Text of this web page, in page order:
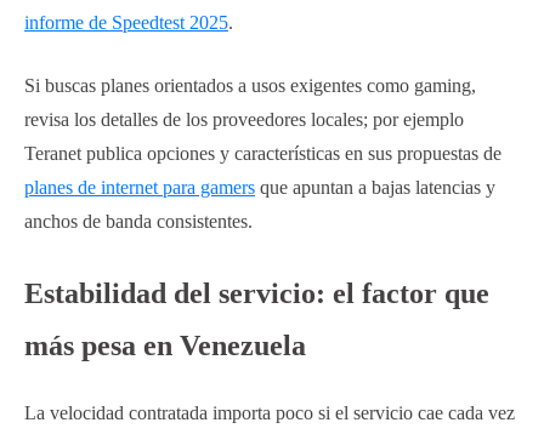
informe de Speedtest 2025.
Si buscas planes orientados a usos exigentes como gaming,
revisa los detalles de los proveedores locales; por ejemplo
Teranet publica opciones y características en sus propuestas de
planes de internet para gamers que apuntan a bajas latencias y
anchos de banda consistentes.
Estabilidad del servicio: el factor que
más pesa en Venezuela
La velocidad contratada importa poco si el servicio cae cada vez